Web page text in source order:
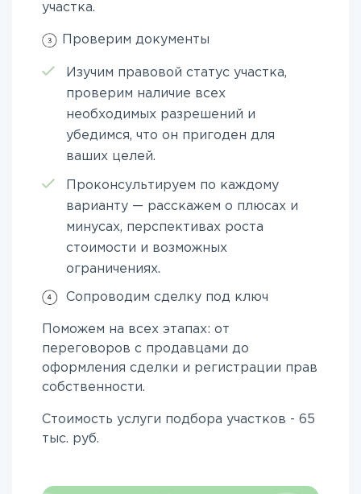
участка.
Проверим документы
Изучим правовой статус участка,
проверим наличие всех
необходимых разрешений и
убедимся, что он пригоден для
ваших целей.
Проконсультируем по каждому
варианту — расскажем о плюсах и
минусах, перспективах роста
стоимости и возможных
ограничениях.
Сопроводим сделку под ключ
Поможем на всех этапах: от
переговоров с продавцами до
оформления сделки и регистрации прав
собственности.
Стоимость услуги подбора участков - 65
тыс. руб.